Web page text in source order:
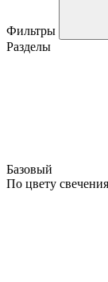
Фильтры
Разделы
Базовый
По цвету свечения